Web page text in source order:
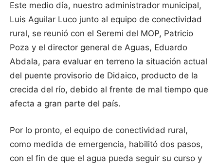
Este medio día, nuestro administrador municipal,
Luis Aguilar Luco junto al equipo de conectividad
rural, se reunió con el Seremi del MOP, Patricio
Poza y el director general de Aguas, Eduardo
Abdala, para evaluar en terreno la situación actual
del puente provisorio de Didaico, producto de la
crecida del río, debido al frente de mal tiempo que
afecta a gran parte del país.
Por lo pronto, el equipo de conectividad rural,
como medida de emergencia, habilitó dos pasos,
con el fin de que el agua pueda seguir su curso y